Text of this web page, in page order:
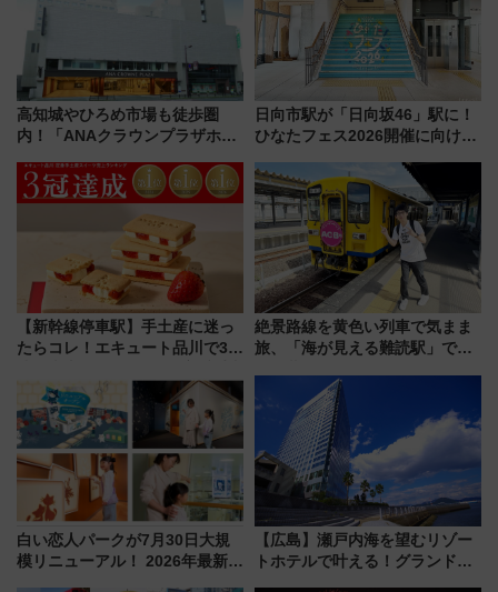
高知城やひろめ市場も徒歩圏
内！「ANAクラウンプラザホテ
日向市駅が「日向坂46」駅に！
ひなたフェス2026開催に向けJR
全力応援 夜行列車「ドリーム
おひさま号」も走る
【新幹線停車駅】手土産に迷っ
たらコレ！エキュート品川で3年
産スイーツとは？
絶景路線を黄色い列車で気まま
旅、「海が見える難読駅」で幸
「新・鉄道ひとり旅」279回目
の舞台は「島原鉄道」
白い恋人パークが7月30日大規
模リニューアル！ 2026年最新の
【広島】瀬戸内海を望むリゾー
トホテルで叶える！グランドプ